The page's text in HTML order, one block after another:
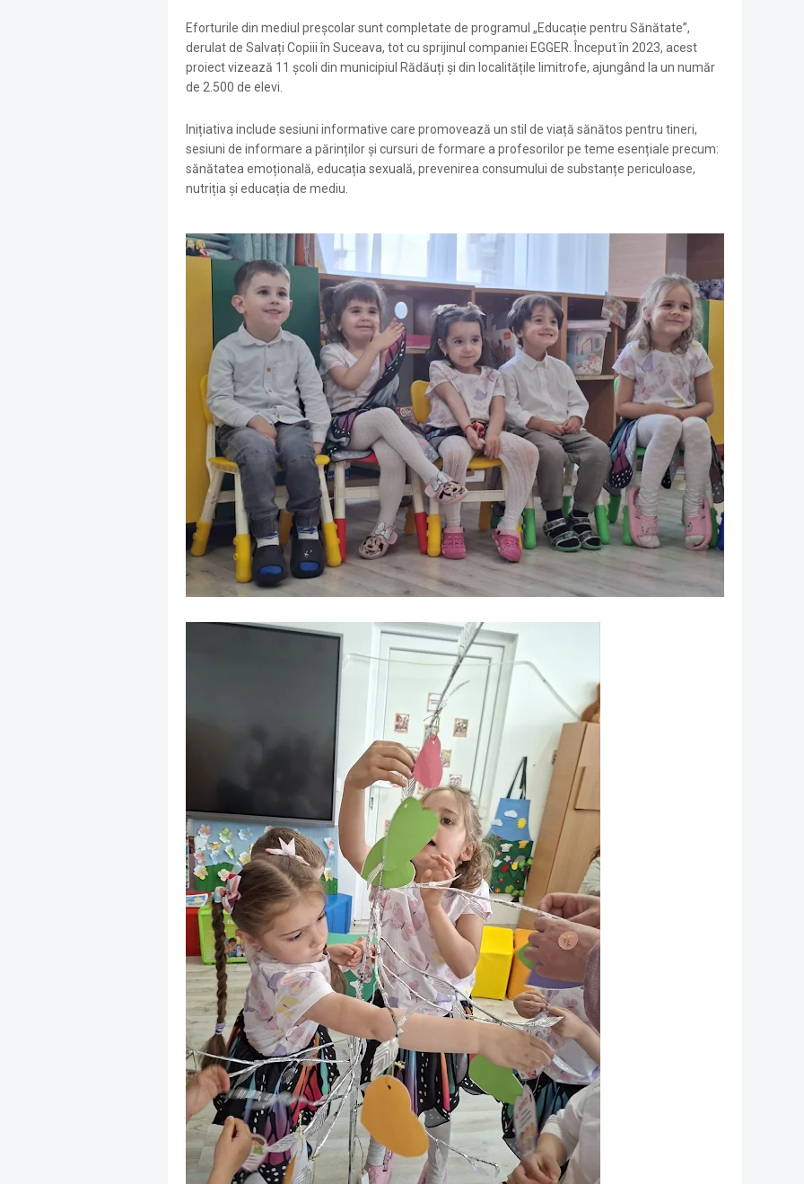
Eforturile din mediul preșcolar sunt completate de programul „Educație pentru Sănătate”,
derulat de Salvați Copiii în Suceava, tot cu sprijinul companiei EGGER . Început în 2023, acest
proiect vizează 11 școli din municipiul Rădăuți și din localitățile limitrofe, ajungând la un număr
de 2.500 de elevi
Inițiativa include sesiuni informative care promovează un stil de viață sănătos pentru tineri,
sesiuni de informare a părinților și cursuri de formare a profesorilor pe teme esențiale precum:
sănătatea emoțională, educația sexuală, prevenirea consumului de substanțe periculoase,
nutriția și educația de mediu